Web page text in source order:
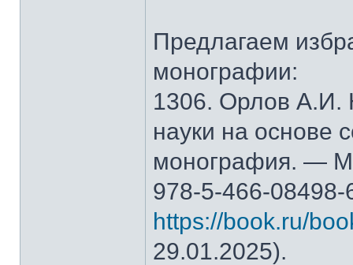
Предлагаем
монографии:
1306. Орлов А.И.
науки на основе
монография. —
978-5-466-
https://book.ru/
29.01.2025).